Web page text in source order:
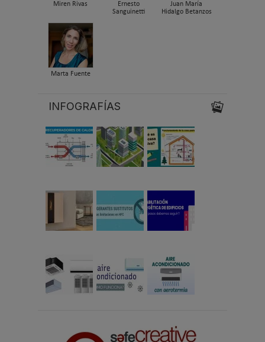
Miren Rivas
Ernesto
Sanguinetti
Juan María
Hidalgo Betanzos
Marta Fuente
INFOGRAFÍAS